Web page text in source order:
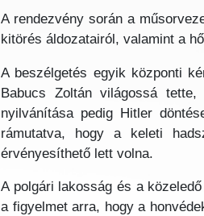
A rendezvény során a
kitörés áldozatairól, valamint a
A beszélgetés egyik központi
Babucs Zoltán világossá
nyilvánítása pedig Hitler
rámutatva, hogy a keleti
érvényesíthető lett volna.
A polgári lakosság és a
a figyelmet arra, hogy a